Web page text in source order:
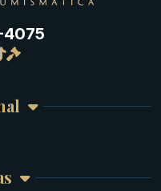
4075